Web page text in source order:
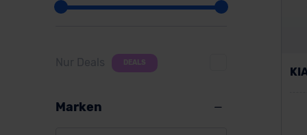
Nur Deals DEALS
Marken